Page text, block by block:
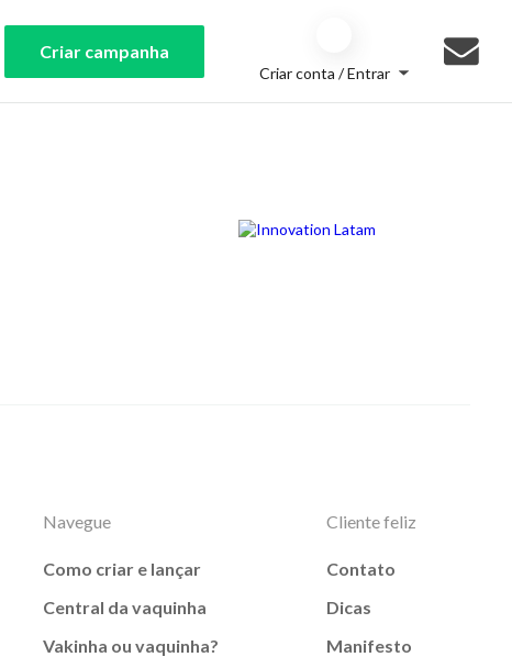
Criar campanha
Criar conta / Entrar
Navegue
Como criar e lançar
Central da vaquinha
Vakinha ou vaquinha?
Cliente feliz
Contato
Dicas
Manifesto